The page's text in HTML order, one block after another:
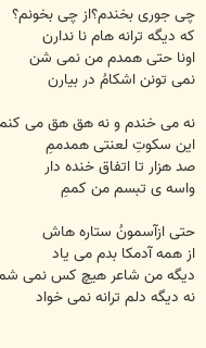
چی جوری بخندم؟از چی بخونم؟
که دیگه ترانه هام نا ندارن
اونا حتی همدم من نمی شن
نمی تونن اشکامُ در بیارن
نه می خندم و نه هق هق می کنم
این سکوتِ لعنتی همدممِ
صد هزار تا اتفاق خنده دار
واسه ی تبسم من کممِ
حتی ازآسمونُ ستاره هاش
از همه آدمکا بدم می یاد
دیگه من شاعر هیچ کس نمی شم
نه دیگه دلم ترانه نمی خواد